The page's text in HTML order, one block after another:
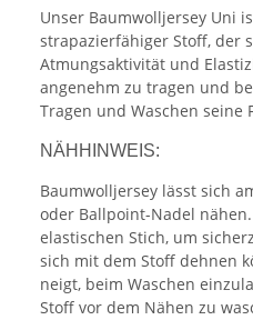
Unser Baumwolljersey Uni
strapazierfähiger Stoff, der
Atmungsaktivität und
angenehm zu tragen und
Tragen und Waschen seine
NÄHHINWEIS:
Baumwolljersey lässt sich
oder Ballpoint-Nadel
elastischen Stich, um
sich mit dem Stoff dehnen
neigt, beim Waschen
Stoff vor dem Nähen zu